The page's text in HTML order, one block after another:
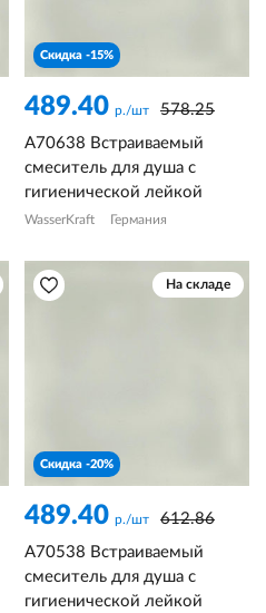
Скидка -15%
489.40 р./шт
578.25
A70638 Встраиваемый
смеситель для душа с
гигиенической лейкой
WasserKraft Германия
На складе
Скидка -20%
489.40 р./шт
612.86
A70538 Встраиваемый
смеситель для душа с
гигиенической лейкой